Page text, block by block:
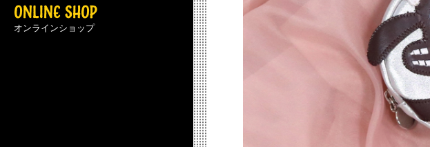
ONLINE SHOP
オンラインショップ